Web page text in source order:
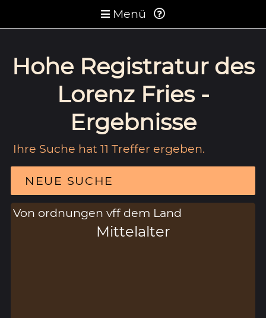
Menü
Hohe Registratur des
Lorenz Fries -
Ergebnisse
Ihre Suche hat 11 Treffer ergeben.
NEUE SUCHE
Von ordnungen vff dem Land
Mittelalter